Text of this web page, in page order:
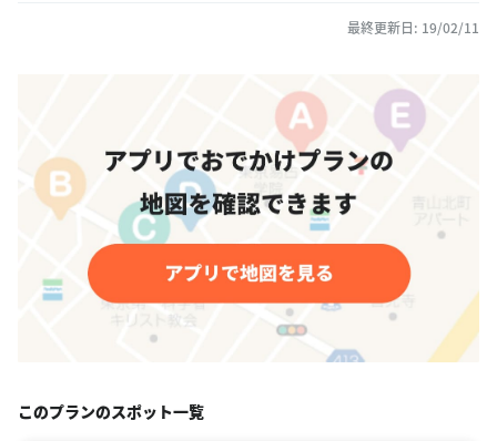
最終更新日: 19/02/11
このプランのスポット一覧